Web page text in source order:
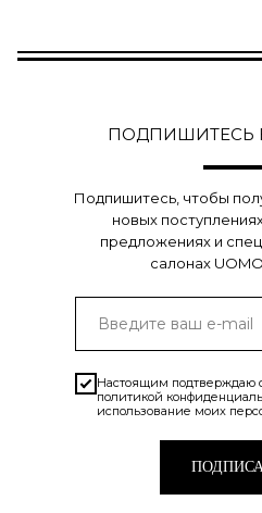
Настоящим подтверждаю
политикой
использование моих
ПОДПИШИТЕСЬ
Подпишитесь, чтобы
новых
предложениях и
салонах